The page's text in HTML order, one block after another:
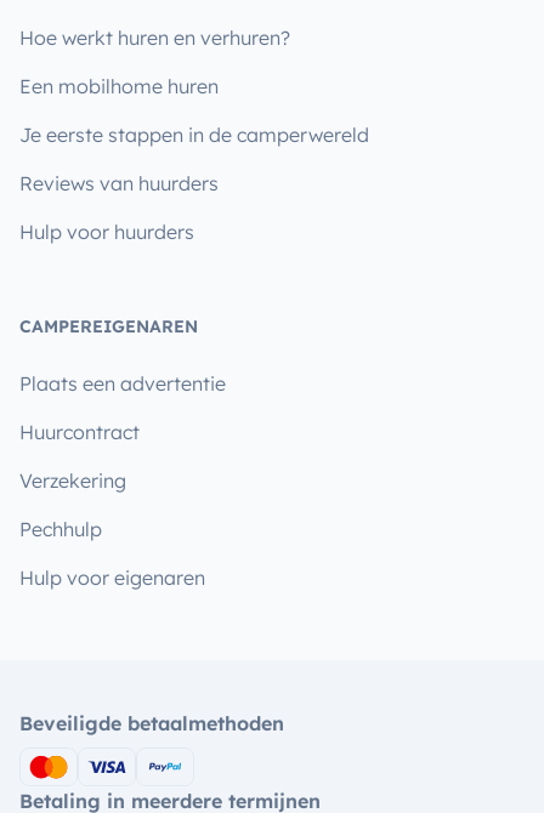
Hoe werkt huren en verhuren?
Een mobilhome huren
Je eerste stappen in de camperwereld
Reviews van huurders
Hulp voor huurders
CAMPEREIGENAREN
Plaats een advertentie
Huurcontract
Verzekering
Pechhulp
Hulp voor eigenaren
Beveiligde betaalmethoden
Betaling in meerdere termijnen